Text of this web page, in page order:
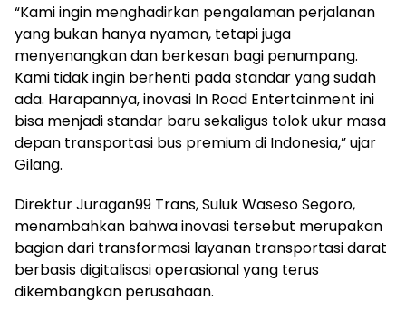
“Kami ingin menghadirkan pengalaman perjalanan
yang bukan hanya nyaman, tetapi juga
menyenangkan dan berkesan bagi penumpang.
Kami tidak ingin berhenti pada standar yang sudah
ada. Harapannya, inovasi In Road Entertainment ini
bisa menjadi standar baru sekaligus tolok ukur masa
depan transportasi bus premium di Indonesia,” ujar
Gilang.
Direktur Juragan99 Trans, Suluk Waseso Segoro,
menambahkan bahwa inovasi tersebut merupakan
bagian dari transformasi layanan transportasi darat
berbasis digitalisasi operasional yang terus
dikembangkan perusahaan.